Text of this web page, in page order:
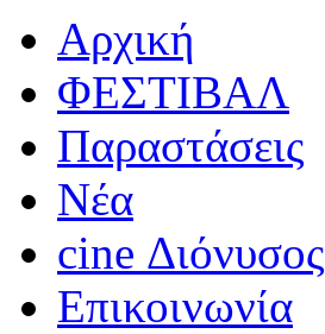
Αρχική
ΦΕΣΤΙΒΑΛ
Παραστάσεις
Νέα
cine Διόνυσος
Επικοινωνία